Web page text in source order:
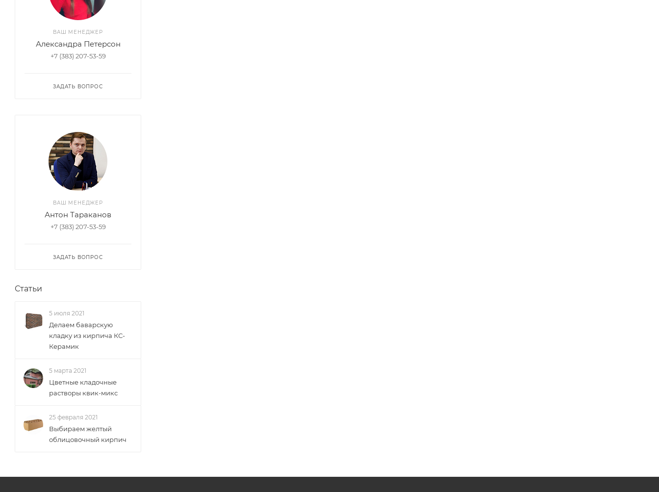
ВАШ МЕНЕДЖЕР
Александра Петерсон
+7 (383) 207-53-59
ЗАДАТЬ ВОПРОС
ВАШ МЕНЕДЖЕР
Антон Тараканов
+7 (383) 207-53-59
ЗАДАТЬ ВОПРОС
Статьи
5 июля 2021
Делаем баварскую
кладку из кирпича КС-
Керамик
5 марта 2021
Цветные кладочные
растворы квик-микс
25 февраля 2021
Выбираем желтый
облицовочный кирпич